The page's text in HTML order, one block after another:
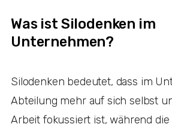
Was ist Silodenken im
Unternehmen?
Silodenken bedeutet, dass im
Abteilung mehr auf sich selbst
Arbeit fokussiert ist, während